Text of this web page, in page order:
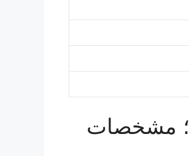
بررسی فنی هیوندای توسان L-1500T؛ مشخصات